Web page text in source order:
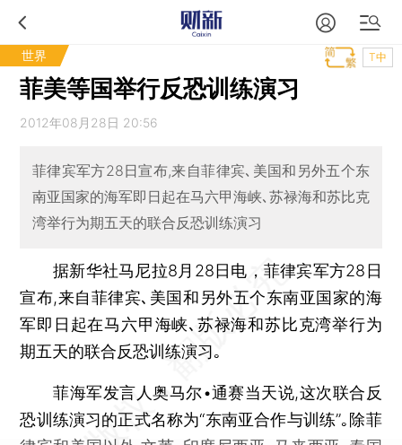
世界 T中
菲美等国举行反恐训练演习
2012年08月28日 20:56
菲律宾军方28日宣布,来自菲律宾､美国和另外五个东
南亚国家的海军即日起在马六甲海峡､苏禄海和苏比克
湾举行为期五天的联合反恐训练演习
据新华社马尼拉8月28日电，菲律宾军方28日
宣布,来自菲律宾､美国和另外五个东南亚国家的海
军即日起在马六甲海峡､苏禄海和苏比克湾举行为
期五天的联合反恐训练演习｡
菲海军发言人奥马尔•通赛当天说,这次联合反
恐训练演习的正式名称为“东南亚合作与训练”｡除菲